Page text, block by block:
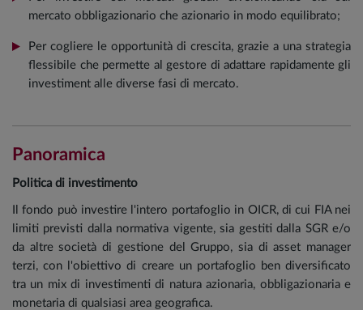
mercato obbligazionario che azionario in modo equilibrato;
Per cogliere le opportunità di crescita, grazie a una strategia
flessibile che permette al gestore di adattare rapidamente gli
investiment alle diverse fasi di mercato.
Panoramica
Politica di investimento
Il fondo può investire l'intero portafoglio in OICR, di cui FIA nei
limiti previsti dalla normativa vigente, sia gestiti dalla SGR e/o
da altre società di gestione del Gruppo, sia di asset manager
terzi, con l'obiettivo di creare un portafoglio ben diversificato
tra un mix di investimenti di natura azionaria, obbligazionaria e
monetaria di qualsiasi area geografica.